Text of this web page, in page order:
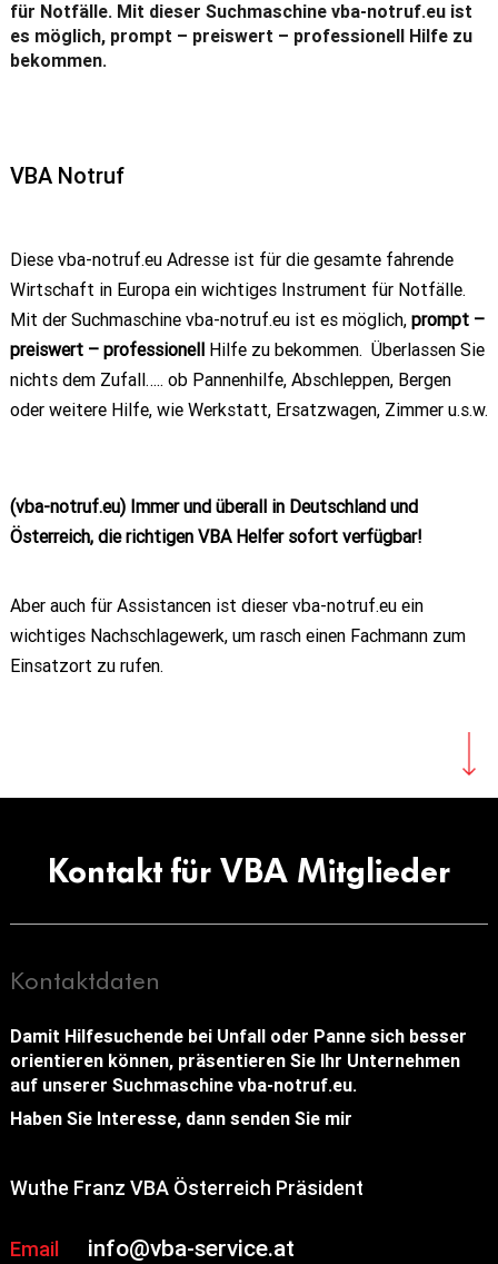
für Notfälle. Mit dieser Suchmaschine vba-notruf.eu ist
es möglich, prompt – preiswert – professionell Hilfe zu
bekommen.
VBA Notruf
Diese vba-notruf.eu Adresse ist für die gesamte fahrende
Wirtschaft in Europa ein wichtiges Instrument für Notfälle.
Mit der Suchmaschine vba-notruf.eu ist es möglich, prompt –
preiswert – professionell
Hilfe zu bekommen. Überlassen Sie
nichts dem Zufall….. ob Pannenhilfe, Abschleppen, Bergen
oder weitere Hilfe, wie Werkstatt, Ersatzwagen, Zimmer u.s.w.
(vba-notruf.eu) Immer und überall in Deutschland und
Österreich, die richtigen VBA Helfer sofort verfügbar!
Aber auch für Assistancen ist dieser vba-notruf.eu ein
wichtiges Nachschlagewerk, um rasch einen Fachmann zum
Einsatzort zu rufen.
Kontakt für VBA Mitglieder
Kontaktdaten
Damit Hilfesuchende bei Unfall oder Panne sich besser
orientieren können, präsentieren Sie Ihr Unternehmen
auf unserer Suchmaschine vba-notruf.eu.
Haben Sie Interesse, dann senden Sie mir
Wuthe Franz VBA Österreich Präsident
Email info@vba-service.at